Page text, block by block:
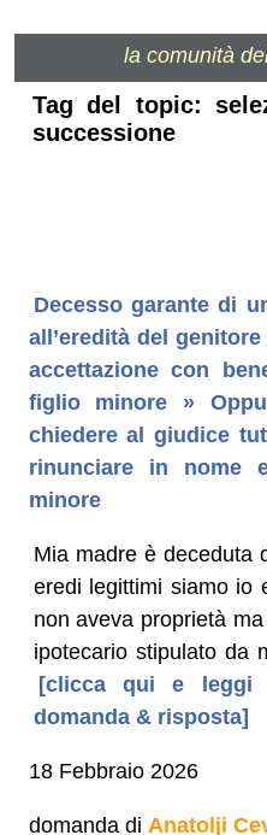
la comunità
Tag del topic:
successione
Decesso garante di
all’eredità del
accettazione con
figlio minore »
chiedere al giudice
rinunciare in nome
minore
Mia madre è deceduta
eredi legittimi siamo io
non aveva proprietà
ipotecario stipulato da
[clicca qui e leggi
domanda & risposta]
18 Febbraio 2026
domanda di Anatolji